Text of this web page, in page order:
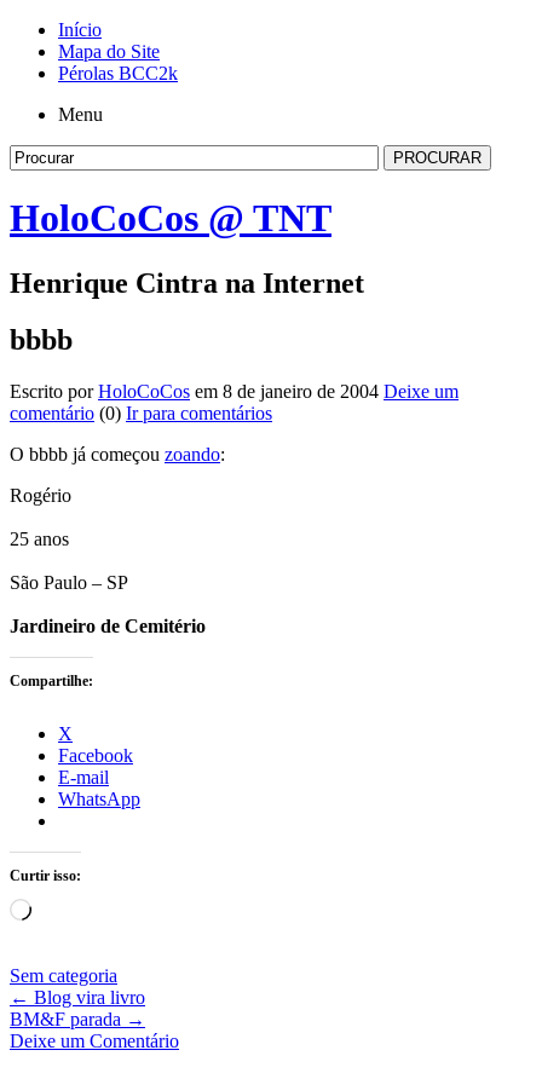
Início
Mapa do Site
Pérolas BCC2k
Menu
HoloCoCos @ TNT
Henrique Cintra na Internet
bbbb
Escrito porHoloCoCos em 8 de janeiro de 2004 Deixe um
comentário (0) Ir para comentários
O bbbb já começou zoando:
Rogério
25 anos
São Paulo – SP
Jardineiro de Cemitério
Compartilhe:
X
Facebook
E-mail
WhatsApp
Curtir isso:
Carregando...
Sem categoria
← Blog vira livro
BM&F parada →
Deixe um Comentário